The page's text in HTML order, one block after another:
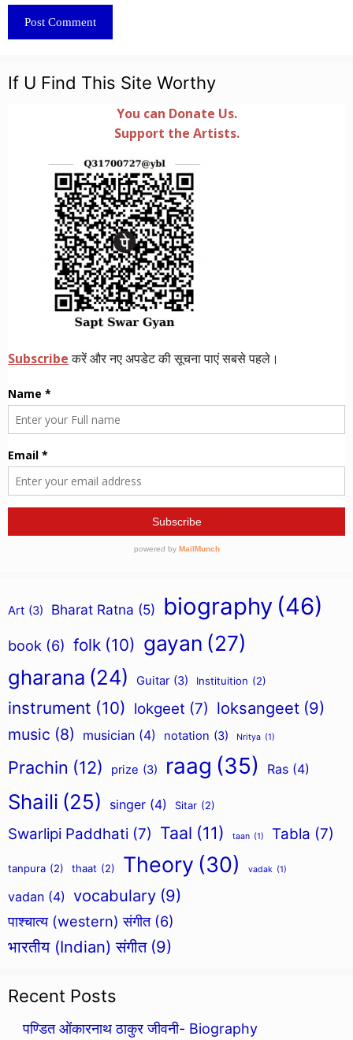
If U Find This Site Worthy
Art (3) Bharat Ratna (5) biography (46)
book (6) folk (10) gayan (27)
gharana (24) Guitar (3) Instituition (2)
instrument (10) lokgeet (7) loksangeet (9)
music (8) musician (4) notation (3) Nritya (1)
Prachin (12) prize (3) raag (35) Ras (4)
Shaili (25) singer (4) Sitar (2)
Swarlipi Paddhati (7) Taal (11) taan (1) Tabla (7)
tanpura (2) thaat (2) Theory (30) vadak (1)
vadan (4) vocabulary (9)
पाश्चात्य (western) संगीत (6)
भारतीय (Indian) संगीत (9)
Recent Posts
पण्डित ओंकारनाथ ठाकुर जीवनी- Biography